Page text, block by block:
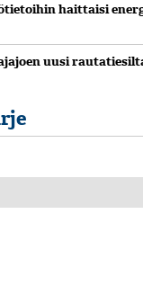
haittaisi
uusi